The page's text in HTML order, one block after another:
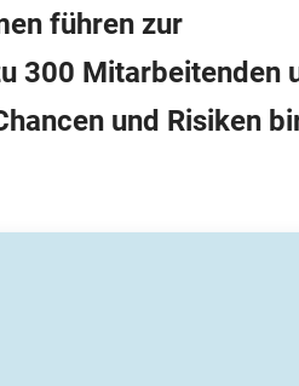
führen zur
300 Mitarbeitenden
und Risiken